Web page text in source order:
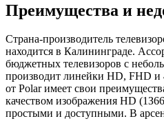
Преимущества и
Страна-производитель
находится в Калининграде.
бюджетных телевизоров с
производит линейки HD, FHD
от Polar имеет свои
качеством изображения HD
простыми и доступными. В